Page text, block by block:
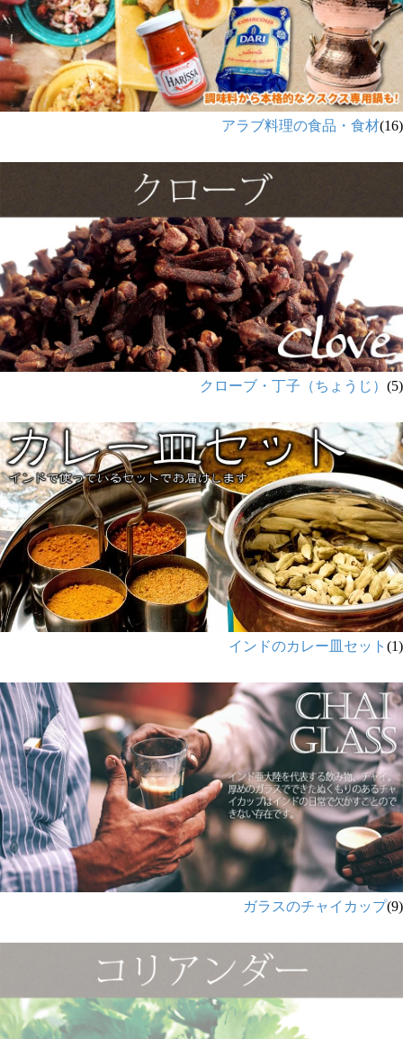
アラブ料理の食品・食材(16)
クローブ・丁子（ちょうじ） (5)
インドのカレー皿セット (1)
ガラスのチャイカップ(9)